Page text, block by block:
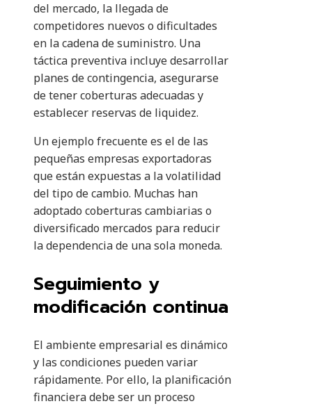
del mercado, la llegada de
competidores nuevos o dificultades
en la cadena de suministro. Una
táctica preventiva incluye desarrollar
planes de contingencia, asegurarse
de tener coberturas adecuadas y
establecer reservas de liquidez.
Un ejemplo frecuente es el de las
pequeñas empresas exportadoras
que están expuestas a la volatilidad
del tipo de cambio. Muchas han
adoptado coberturas cambiarias o
diversificado mercados para reducir
la dependencia de una sola moneda.
Seguimiento y
modificación continua
El ambiente empresarial es dinámico
y las condiciones pueden variar
rápidamente. Por ello, la planificación
financiera debe ser un proceso